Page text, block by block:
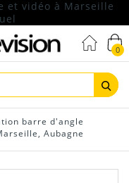
0
barre d'angle
Aubagne